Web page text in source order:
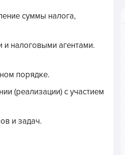
суммы налога,
налоговыми агентами.
порядке.
(реализации) с участием
и задач.